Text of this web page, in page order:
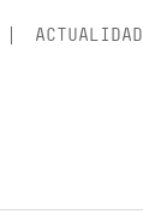
ACTUALIDAD